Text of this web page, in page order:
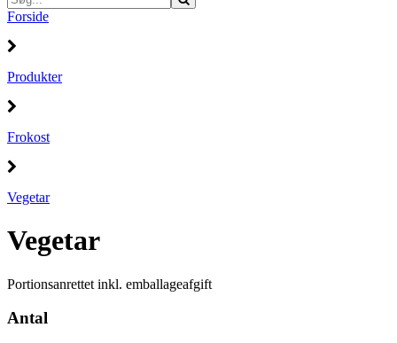
Forside
Produkter
Frokost
Vegetar
Vegetar
Portionsanrettet inkl. emballageafgift
Antal